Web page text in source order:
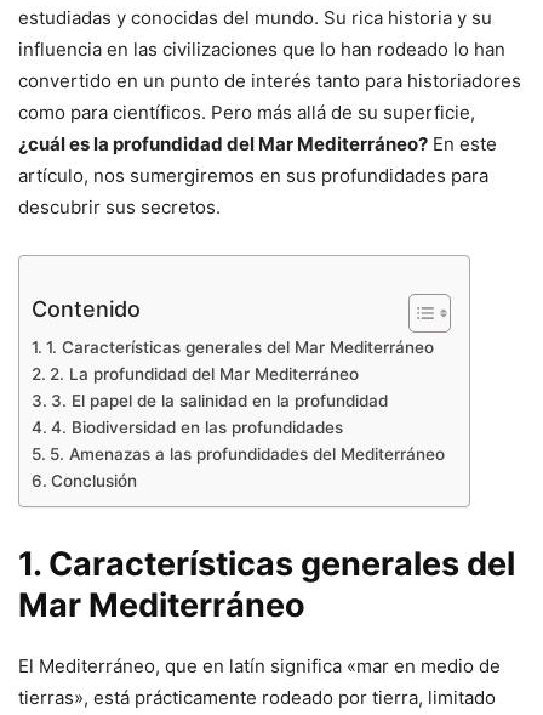
estudiadas y conocidas del mundo. Su rica historia y su
influencia en las civilizaciones que lo han rodeado lo han
convertido en un punto de interés tanto para historiadores
como para científicos. Pero más allá de su superficie,
¿cuál es la profundidad del Mar Mediterráneo? En este
artículo, nos sumergiremos en sus profundidades para
descubrir sus secretos.
Contenido
1. Características generales del Mar Mediterráneo
2. La profundidad del Mar Mediterráneo
3. El papel de la salinidad en la profundidad
4. Biodiversidad en las profundidades
5. Amenazas a las profundidades del Mediterráneo
Conclusión
1. Características generales del
Mar Mediterráneo
El Mediterráneo, que en latín significa «mar en medio de
tierras», está prácticamente rodeado por tierra, limitado